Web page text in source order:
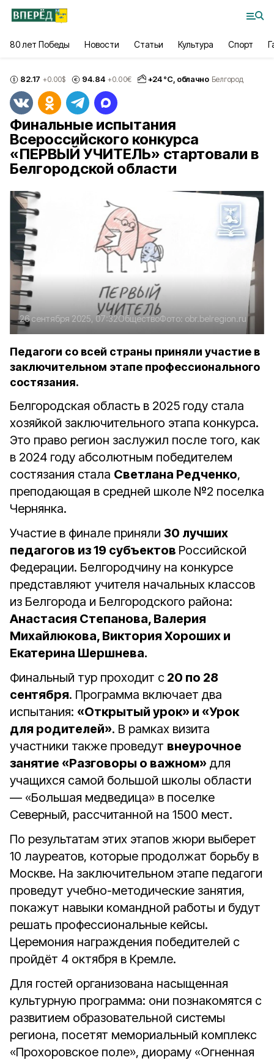
80 лет Победы Новости Статьи Культура Спорт
82.17 +0.00$ 94.84 +0.00€ +24°С, облачно Белгород
Финальные испытания
Всероссийского конкурса
«ПЕРВЫЙ УЧИТЕЛЬ» стартовали в
Белгородской области
26 сентября 2025, 07:32ОбществоФото: obr.belregion.ru
Педагоги со всей страны приняли участие в
заключительном этапе профессионального
состязания.
Белгородская область в 2025 году стала
хозяйкой заключительного этапа конкурса.
Это право регион заслужил после того, как
в 2024 году абсолютным победителем
состязания стала Светлана Редченко,
преподающая в средней школе №2 поселка
Чернянка.
Участие в финале приняли 30 лучших
педагогов из 19 субъектов Российской
Федерации. Белгородчину на конкурсе
представляют учителя начальных классов
из Белгорода и Белгородского района:
Анастасия Степанова, Валерия
Михайлюкова, Виктория Хороших и
Екатерина Шершнева.
Финальный тур проходит с 20 по 28
сентября. Программа включает два
испытания: «Открытый урок» и «Урок
для родителей». В рамках визита
участники также проведут внеурочное
занятие «Разговоры о важном» для
учащихся самой большой школы области
— «Большая медведица» в поселке
Северный, рассчитанной на 1500 мест.
По результатам этих этапов жюри выберет
10 лауреатов, которые продолжат борьбу в
Москве. На заключительном этапе педагоги
проведут учебно-методические занятия,
покажут навыки командной работы и будут
решать профессиональные кейсы.
Церемония награждения победителей с
пройдёт 4 октября в Кремле.
Для гостей организована насыщенная
культурную программа: они познакомятся с
развитием образовательной системы
региона, посетят мемориальный комплекс
«Прохоровское поле», диораму «Огненная